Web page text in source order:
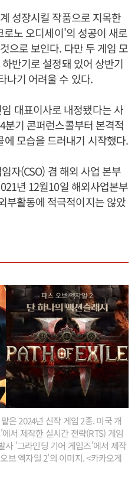
성장시킬 작품으로 지목한
노 오디세이'의 성공이 새로
으로 보인다. 다만 두 게임 모
반기로 설정돼 있어 상반기
나기 어려울 수 있다.
대표이사로 내정됐다는 사
기 콘퍼런스콜부터 본격적
모습을 드러내기 시작했다.
자(CSO) 겸 해외 사업 본부
년 12월10일 해외사업본부
부활동에 적극적이지는 않았
은 2024년 신작 게임 2종. 미국 개
서 제작한 실시간 전략(RTS) 게임
사 '그라인딩 기어 게임즈'에서 제작
브 엑자일 2'의 이미지. <카카오게